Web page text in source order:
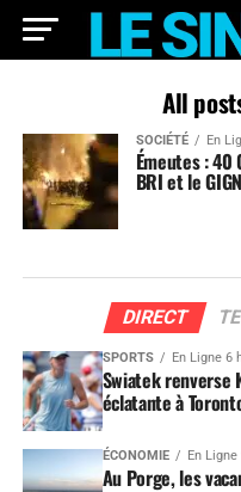
All
SOCIÉTÉ En
Émeutes :
BRI et le
DIRECT
SPORTS En Ligne 6
Swiatek renverse
éclatante à
ÉCONOMIE En
Au Porge, les